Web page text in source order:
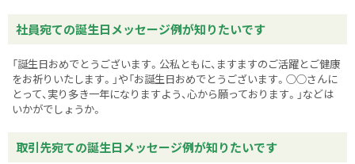
社員宛ての誕生日メッセージ例が知りたいです
「誕生日おめでとうございます。公私ともに、ますますのご活躍とご健康
をお祈りいたします。」や「お誕生日おめでとうございます。○○さんに
とって、実り多き一年になりますよう、心から願っております。」などは
いかがでしょうか。
取引先宛ての誕生日メッセージ例が知りたいです